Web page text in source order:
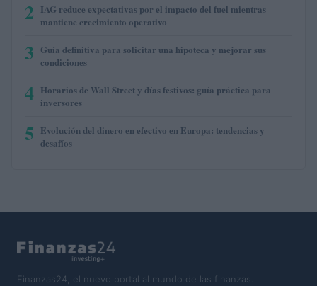
2 IAG reduce expectativas por el impacto del fuel mientras
mantiene crecimiento operativo
3 Guía definitiva para solicitar una hipoteca y mejorar sus
condiciones
4 Horarios de Wall Street y días festivos: guía práctica para
inversores
5 Evolución del dinero en efectivo en Europa: tendencias y
desafíos
Finanzas24, el nuevo portal al mundo de las finanzas.